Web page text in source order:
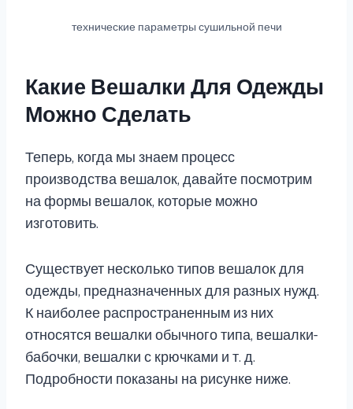
технические параметры сушильной печи
Какие Вешалки Для Одежды
Можно Сделать
Теперь, когда мы знаем процесс
производства вешалок, давайте посмотрим
на формы вешалок, которые можно
изготовить.
Существует несколько типов вешалок для
одежды, предназначенных для разных нужд.
К наиболее распространенным из них
относятся вешалки обычного типа, вешалки-
бабочки, вешалки с крючками и т. д.
Подробности показаны на рисунке ниже.